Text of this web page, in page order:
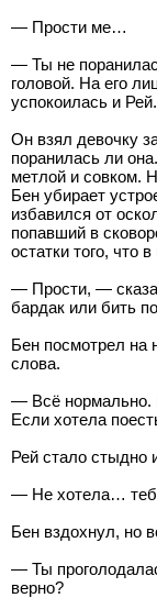
— Прости ме…
— Ты не
головой. На его
успокоилась и
Он взял девочку
поранилась ли
метлой и совком.
Бен убирает
избавился от
попавший в
остатки того, что
— Прости, —
бардак или бить
Бен посмотрел на
слова.
— Всё нормально.
Если хотела
Рей стало стыдно
— Не хотела…
Бен вздохнул, но
— Ты
верно?